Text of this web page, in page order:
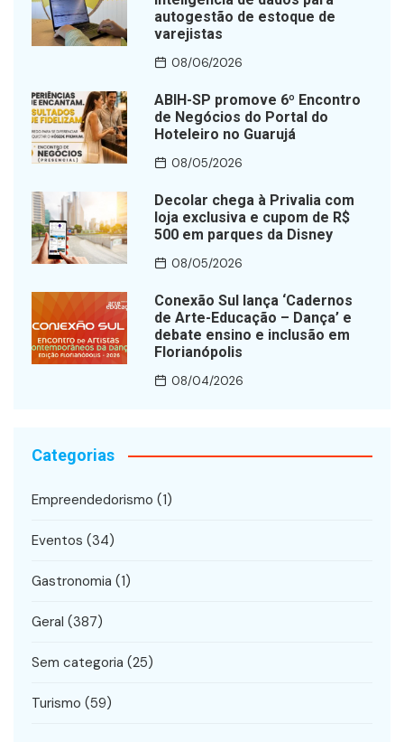
autogestão de estoque de
varejistas
08/06/2026
ABIH-SP promove 6º Encontro
de Negócios do Portal do
Hoteleiro no Guarujá
08/05/2026
Decolar chega à Privalia com
loja exclusiva e cupom de R$
500 em parques da Disney
08/05/2026
Conexão Sul lança ‘Cadernos
de Arte-Educação – Dança’ e
debate ensino e inclusão em
Florianópolis
08/04/2026
Categorias
Empreendedorismo (1)
Eventos (34)
Gastronomia (1)
Geral (387)
Sem categoria (25)
Turismo (59)